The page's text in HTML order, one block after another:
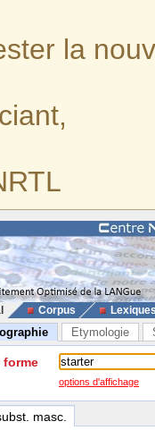
la
Corpus
Etymologie
forme
options d'affichage
masc.